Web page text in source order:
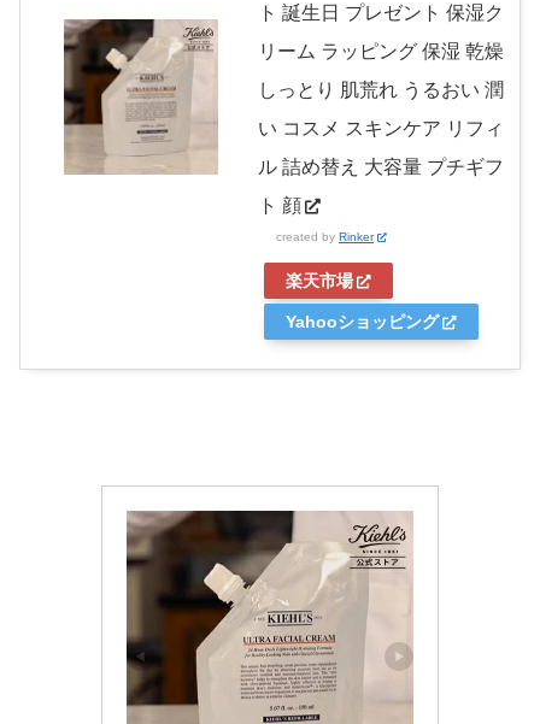
ト 誕生日 プレゼント 保湿ク
リーム ラッピング 保湿 乾燥
しっとり 肌荒れ うるおい 潤
い コスメ スキンケア リフィ
ル 詰め替え 大容量 プチギフ
ト 顔
created by Rinker
楽天市場
Yahooショッピング